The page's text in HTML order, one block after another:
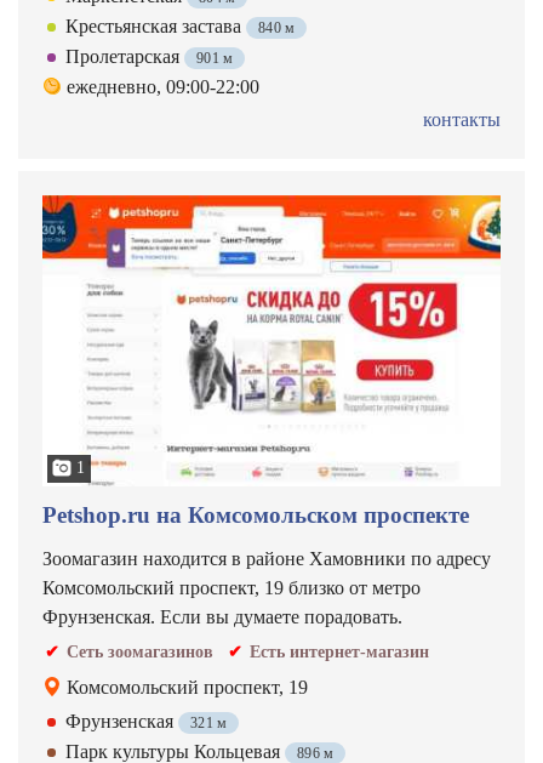
Крестьянская застава 840 м
Пролетарская 901 м
ежедневно, 09:00-22:00
контакты
1
Petshop.ru на Комсомольском проспекте
Зоомагазин находится в районе Хамовники по адресу
Комсомольский проспект, 19 близко от метро
Фрунзенская. Если вы думаете порадовать.
Сеть зоомагазинов Есть интернет-магазин
Комсомольский проспект, 19
Фрунзенская
321 м
Парк культуры Кольцевая 896 м